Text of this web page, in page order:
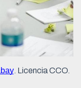
. Licencia CCO.